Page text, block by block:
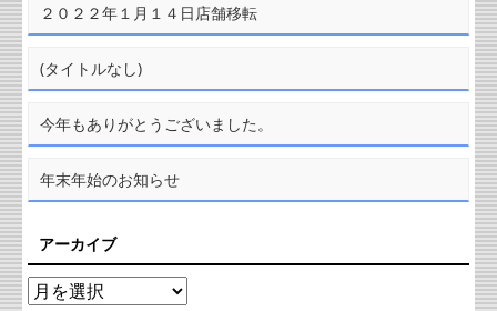
２０２２年１月１４日店舗移転
(タイトルなし)
今年もありがとうございました。
年末年始のお知らせ
アーカイブ